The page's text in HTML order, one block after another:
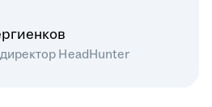
HeadHunter